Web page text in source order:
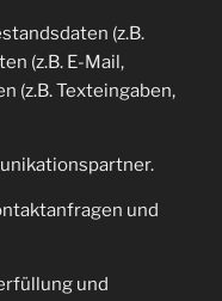
(z.B.
(z.B. E-Mail,
(z.B. Texteingaben,
und
und